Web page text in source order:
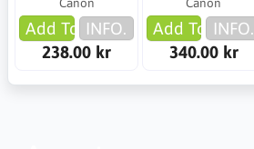
Canon
Add To Cart
INFO.
238.00 kr
Canon
Add To Cart
INFO.
340.00 kr